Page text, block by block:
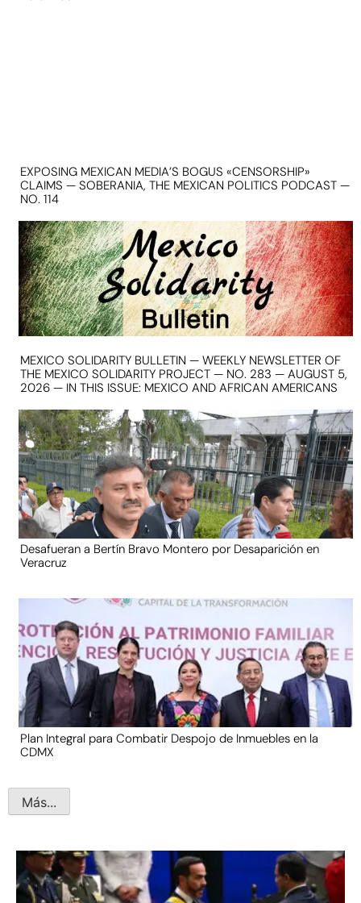
EXPOSING MEXICAN MEDIA’S BOGUS «CENSORSHIP»
CLAIMS — SOBERANIA, THE MEXICAN POLITICS PODCAST —
NO. 114
MEXICO SOLIDARITY BULLETIN — WEEKLY NEWSLETTER OF
THE MEXICO SOLIDARITY PROJECT — NO. 283 — AUGUST 5,
2026 — IN THIS ISSUE: MEXICO AND AFRICAN AMERICANS
Desafueran a Bertín Bravo Montero por Desaparición en
Veracruz
Plan Integral para Combatir Despojo de Inmuebles en la
CDMX
Más...